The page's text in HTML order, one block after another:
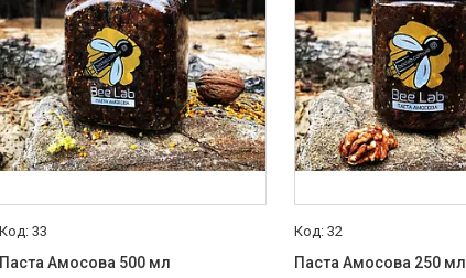
33
Паста Амосова 500 мл
32
Паста Амосова 250 мл